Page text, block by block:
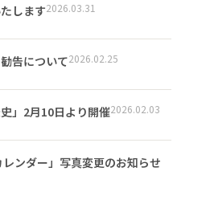
します2026.03.31
告について2026.02.25
」2月10日より開催2026.02.03
レンダー」写真変更のお知らせ